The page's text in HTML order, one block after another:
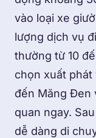
vào loại xe
lượng dịch vụ
thường từ 10
chọn xuất phát
đến Măng Đen
quan ngay.
dễ dàng di